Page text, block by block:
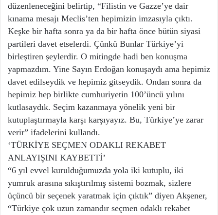
düzenleneceğini belirtip, “Filistin ve Gazze’ye dair
kınama mesajı Meclis’ten hepimizin imzasıyla çıktı.
Keşke bir hafta sonra ya da bir hafta önce bütün siyasi
partileri davet etselerdi. Çünkü Bunlar Türkiye’yi
birleştiren şeylerdir. O mitingde hadi ben konuşma
yapmazdım. Yine Sayın Erdoğan konuşaydı ama hepimiz
davet edilseydik ve hepimiz gitseydik. Ondan sonra da
hepimiz hep birlikte cumhuriyetin 100’üncü yılını
kutlasaydık. Seçim kazanmaya yönelik yeni bir
kutuplaştırmayla karşı karşıyayız. Bu, Türkiye’ye zarar
verir” ifadelerini kullandı.
‘TÜRKİYE SEÇMEN ODAKLI REKABET
ANLAYIŞINI KAYBETTİ’
“6 yıl evvel kurulduğumuzda yola iki kutuplu, iki
yumruk arasına sıkıştırılmış sistemi bozmak, sizlere
üçüncü bir seçenek yaratmak için çıktık” diyen Akşener,
“Türkiye çok uzun zamandır seçmen odaklı rekabet